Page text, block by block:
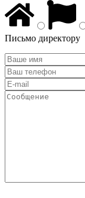
Письмо директору